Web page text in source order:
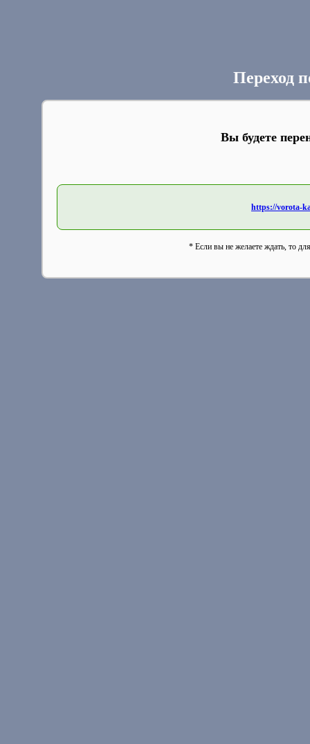
Переход
Вы будете
https://vorota-
* Если вы не желаете ждать, то